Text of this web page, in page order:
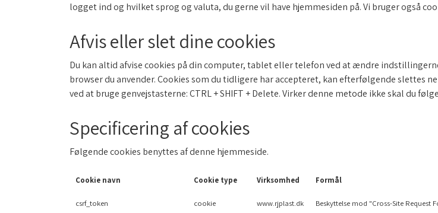
logget ind og hvilket sprog og valuta, du gerne vil have hjemmesiden på. Vi bruger også
Afvis eller slet dine cookies
Du kan altid afvise cookies på din computer, tablet eller telefon ved at ændre
browser du anvender. Cookies som du tidligere har accepteret, kan efterfølgende slettes
ved at bruge genvejstasterne: CTRL + SHIFT + Delete. Virker denne metode ikke skal du
Specificering af cookies
Følgende cookies benyttes af denne hjemmeside.
Cookie navn Cookie type Virksomhed Formål
csrf_token cookie www.rjplast.dk Beskyttelse mod "Cross-Site Request